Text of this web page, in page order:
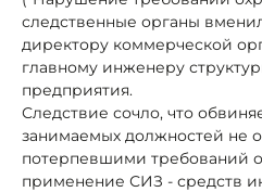
следственные органы
директору коммерческой
главному инженеру
предприятия.
Следствие сочло, что
занимаемых должностей не
потерпевшими требований
применение СИЗ - средств